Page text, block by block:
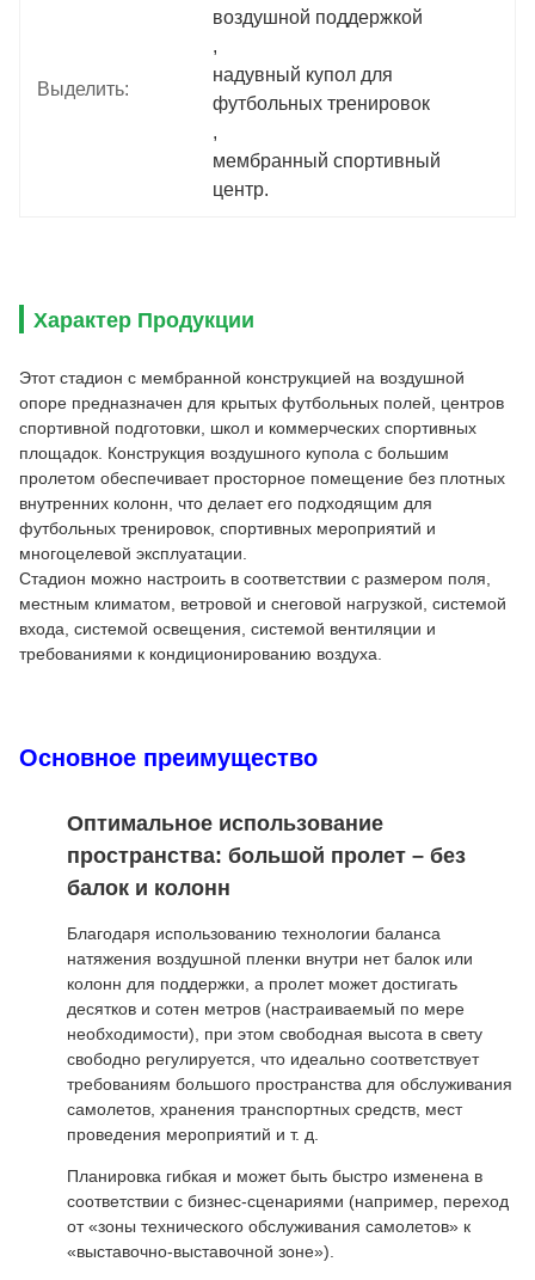
Выделить:
воздушной поддержкой
,
надувный купол для
футбольных тренировок
,
мембранный спортивный
центр.
Характер Продукции
Этот стадион с мембранной конструкцией на воздушной
опоре предназначен для крытых футбольных полей, центров
спортивной подготовки, школ и коммерческих спортивных
площадок. Конструкция воздушного купола с большим
пролетом обеспечивает просторное помещение без плотных
внутренних колонн, что делает его подходящим для
футбольных тренировок, спортивных мероприятий и
многоцелевой эксплуатации.
Стадион можно настроить в соответствии с размером поля,
местным климатом, ветровой и снеговой нагрузкой, системой
входа, системой освещения, системой вентиляции и
требованиями к кондиционированию воздуха.
Основное преимущество
Оптимальное использование
пространства: большой пролет – без
балок и колонн
Благодаря использованию технологии баланса
натяжения воздушной пленки внутри нет балок или
колонн для поддержки, а пролет может достигать
десятков и сотен метров (настраиваемый по мере
необходимости), при этом свободная высота в свету
свободно регулируется, что идеально соответствует
требованиям большого пространства для обслуживания
самолетов, хранения транспортных средств, мест
проведения мероприятий и т. д.
Планировка гибкая и может быть быстро изменена в
соответствии с бизнес-сценариями (например, переход
от «зоны технического обслуживания самолетов» к
«выставочно-выставочной зоне»).